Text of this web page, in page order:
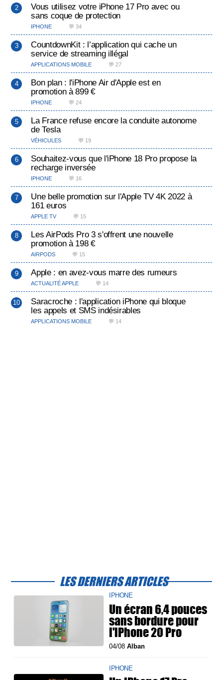
Vous utilisez votre iPhone 17 Pro avec ou
sans coque de protection
IPHONE 💬 34
CountdownKit : l’application qui cache un
service de streaming illégal
APPLICATIONS MOBILE 💬 27
Bon plan : l'iPhone Air d'Apple est en
promotion à 899 €
IPHONE 💬 24
La France refuse encore la conduite autonome
de Tesla
VÉHICULES 💬 19
Souhaitez-vous que l'iPhone 18 Pro propose la
recharge inversée
IPHONE 💬 16
Une belle promotion sur l'Apple TV 4K 2022 à
161 euros
APPLE TV 💬 15
Les AirPods Pro 3 s'offrent une nouvelle
promotion à 198 €
AIRPODS 💬 15
Apple : en avez-vous marre des rumeurs
ACTUALITÉ APPLE 💬 14
Saracroche : l'application iPhone qui bloque
les appels et SMS indésirables
APPLICATIONS MOBILE 💬 14
LES DERNIERS ARTICLES
IPHONE
Un écran 6,4 pouces
sans bordure pour
l'iPhone 20 Pro
04/08Alban
IPHONE